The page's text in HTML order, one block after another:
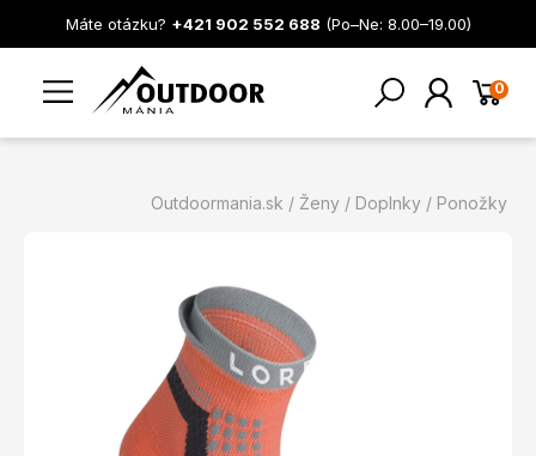
Máte otázku? +421 902 552 688 (Po–Ne: 8.00–19.00)
0
Outdoormania.sk Ženy Doplnky Ponožky